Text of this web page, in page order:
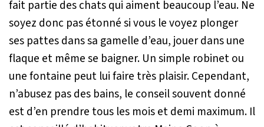
fait partie des chats qui aiment beaucoup l’eau. Ne
soyez donc pas étonné si vous le voyez plonger
ses pattes dans sa gamelle d’eau, jouer dans une
flaque et même se baigner. Un simple robinet ou
une fontaine peut lui faire très plaisir. Cependant,
n’abusez pas des bains, le conseil souvent donné
est d’en prendre tous les mois et demi maximum. Il